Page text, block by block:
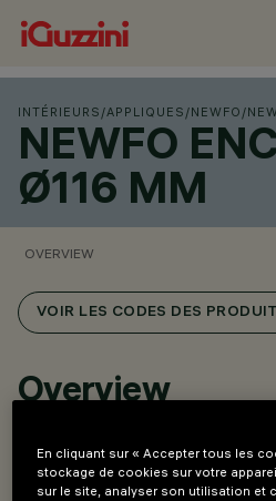
INTÉRIEURS /APPLIQUES /NEWFO /
NEWFO
Ø116 MM
OVERVIEW
VOIR LES CODES DES
Overview
Versions Spot monopoint
encastrée pour une
En cliquant sur « Accepter tous les
stockage de cookies sur votre
sur le site, analyser son utilisation et